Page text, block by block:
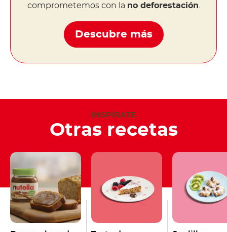
comprometemos con la no deforestación
Descubre más
INSPÍRATE
Otras recetas